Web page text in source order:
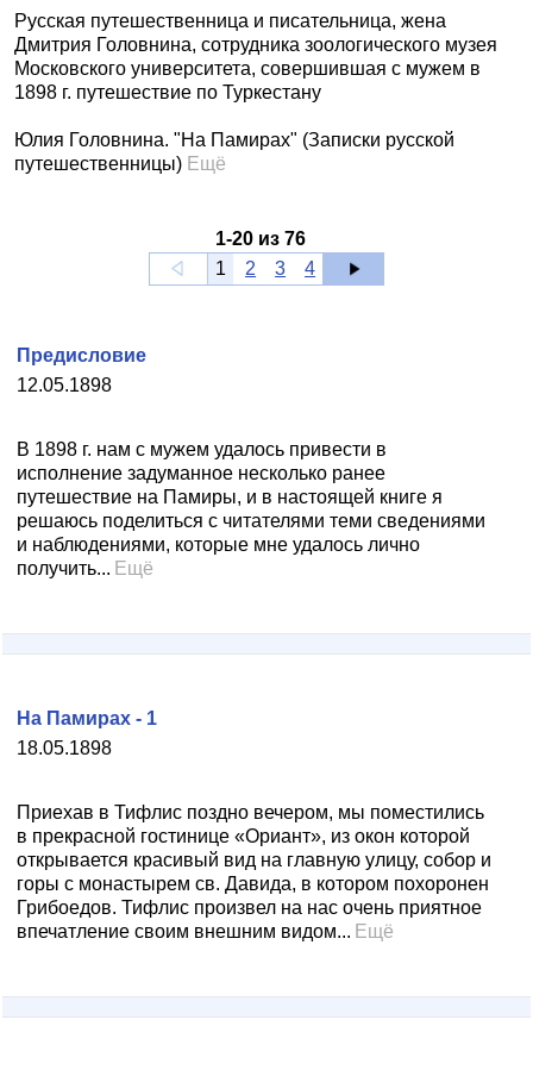
Русская путешественница и писательница, жена
Дмитрия Головнина, сотрудника зоологического музея
Московского университета, совершившая с мужем в
1898 г. путешествие по Туркестану
Юлия Головнина. "На Памирах" (Записки русской
путешественницы) Ещё
1-20из 76
1
2 3 4
12.05.1898
Предисловие
В 1898 г. нам с мужем удалось привести в
исполнение задуманное несколько ранее
путешествие на Памиры, и в настоящей книге я
решаюсь поделиться с читателями теми сведениями
и наблюдениями, которые мне удалось лично
получить... Ещё
18.05.1898
На Памирах - 1
Приехав в Тифлис поздно вечером, мы поместились
в прекрасной гостинице «Ориант», из окон которой
открывается красивый вид на главную улицу, собор и
горы с монастырем св. Давида, в котором похоронен
Грибоедов. Тифлис произвел на нас очень приятное
впечатление своим внешним видом... Ещё